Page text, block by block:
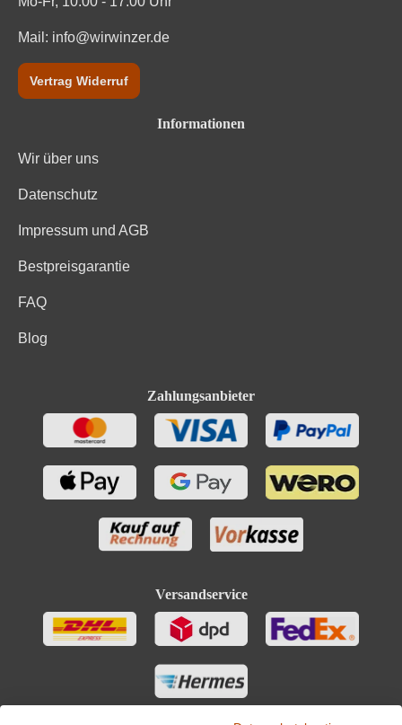
Mail: info@wirwinzer.de
Vertrag Widerruf
Informationen
Wir über uns
Datenschutz
Impressum und AGB
Bestpreisgarantie
FAQ
Blog
Zahlungsanbieter
Versandservice